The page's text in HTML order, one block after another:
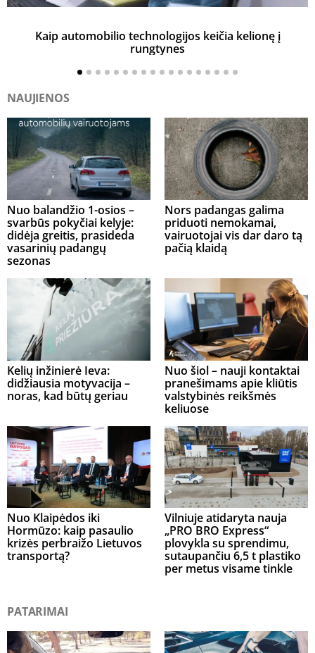
Kaip automobilio technologijos keičia kelionę į
rungtynes
NAUJIENOS
Nuo balandžio 1-osios –
svarbūs pokyčiai kelyje:
didėja greitis, prasideda
vasarinių padangų
sezonas
Nors padangas galima
priduoti nemokamai,
vairuotojai vis dar daro tą
pačią klaidą
Kelių inžinierė Ieva:
didžiausia motyvacija –
noras, kad būtų geriau
Nuo šiol – nauji kontaktai
pranešimams apie kliūtis
valstybinės reikšmės
keliuose
Nuo Klaipėdos iki
Hormūzo: kaip pasaulio
krizės perbraižo Lietuvos
transportą?
Vilniuje atidaryta nauja
„PRO BRO Express“
plovykla su sprendimu,
sutaupančiu 6,5 t plastiko
per metus visame tinkle
PATARIMAI